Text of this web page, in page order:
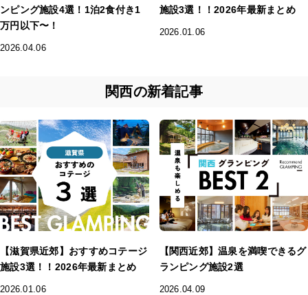
ンピング施設4選！1泊2食付き1
万円以下〜！
2026.04.06
施設3選！！2026年最新まとめ
2026.01.06
関西の新着記事
【滋賀県近郊】おすすめコテージ
施設3選！！2026年最新まとめ
2026.01.06
【関西近郊】温泉を満喫できるグ
ランピング施設2選
2026.04.09